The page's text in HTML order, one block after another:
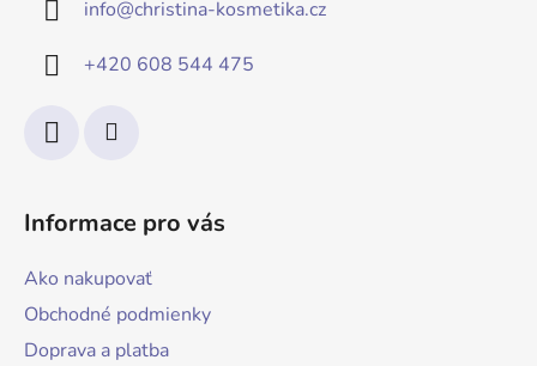
info@christina-kosmetika.cz
+420 608 544 475
Informace pro vás
Ako nakupovať
Obchodné podmienky
Doprava a platba